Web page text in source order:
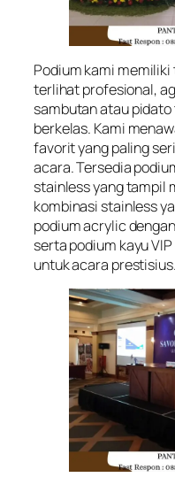
Podium kami
terlihat profesional,
sambutan atau
berkelas. Kami
favorit yang paling
acara. Tersedia
stainless yang tampil
kombinasi stainless
podium acrylic
serta podium kayu
untuk acara prestisius.